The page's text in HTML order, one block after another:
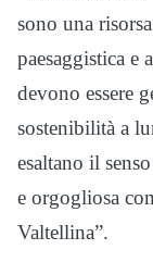
sono una
paesaggistica e
devono essere
sostenibilità a
esaltano il
e orgogliosa
Valtellina”.